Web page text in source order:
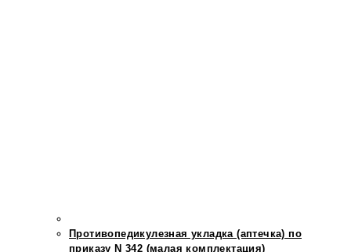
Противопедикулезная укладка (аптечка) по
приказу N 342 (малая комплектация)